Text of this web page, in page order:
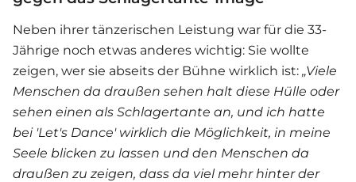
Neben ihrer tänzerischen Leistung war für die 33-
Jährige noch etwas anderes wichtig: Sie wollte
zeigen, wer sie abseits der Bühne wirklich ist: „Viele
Menschen da draußen sehen halt diese Hülle oder
sehen einen als Schlagertante an, und ich hatte
bei 'Let's Dance' wirklich die Möglichkeit, in meine
Seele blicken zu lassen und den Menschen da
draußen zu zeigen, dass da viel mehr hinter der